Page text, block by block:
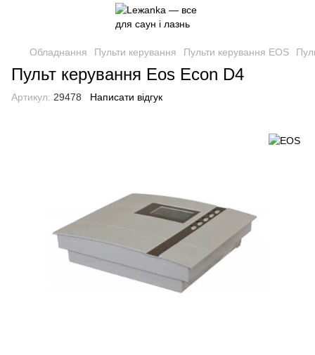
Обладнання Пульти керування Пульти керування EOS
Пульт керування Eos Econ D4
Артикул: 29478 Написати відгук